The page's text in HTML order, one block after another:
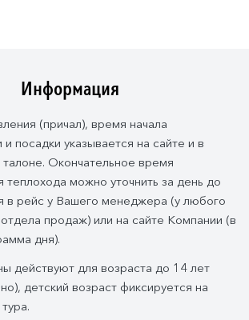
на шлюпочной палу
по умолчанию.
стола. Включены напитки
вода, сок, чай, кофе. В рейсах до
высадке в день прибытия
система питания, выбор блюд со 2-
Включены напитки без ограничения:
система питания, выбор блюд со 2-
Информация
(причал), время начала
и посадки указывается на сайте и в
Окончательное время
теплохода можно уточнить за день до
в рейс у Вашего менеджера (у любого
продаж) или на сайте Компании (в
дня).
действуют для возраста до 14 лет
детский возраст фиксируется на